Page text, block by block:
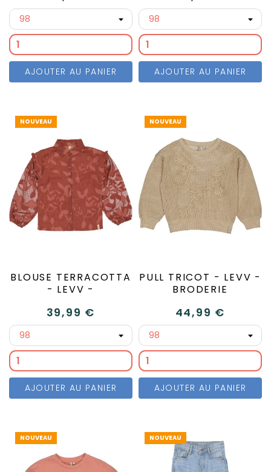
AJOUTER AU PANIER AJOUTER AU PANIER
NOUVEAU
BLOUSE TERRACOTTA
- LEVV -
39,99 €
AJOUTER AU PANIER
NOUVEAU
PULL TRICOT - LEVV -
BRODERIE
44,99 €
AJOUTER AU PANIER
NOUVEAU NOUVEAU